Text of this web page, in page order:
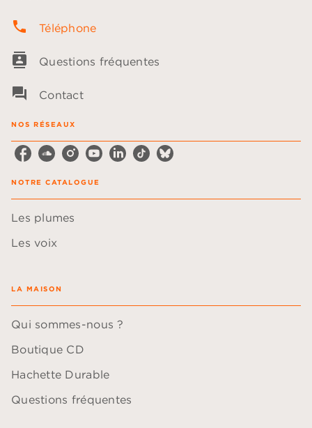
phone Téléphone
contacts Questions fréquentes
question_answer Contact
NOS RÉSEAUX
NOTRE CATALOGUE
Les plumes
Les voix
LA MAISON
Qui sommes-nous ?
Boutique CD
Hachette Durable
Questions fréquentes